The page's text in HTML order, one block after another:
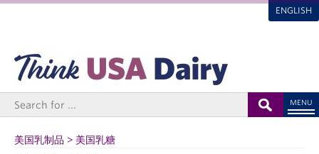
ENGLISH
MENU
美国乳制品 > 美国乳糖